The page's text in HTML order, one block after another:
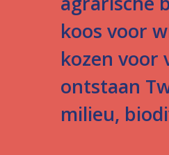
koos voor
kozen voor
ontstaan
milieu,